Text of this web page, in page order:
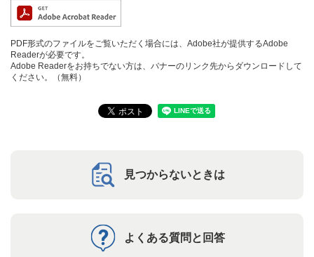
PDF形式のファイルをご覧いただく場合には、Adobe社が提供するAdobe
Readerが必要です。
Adobe Readerをお持ちでない方は、バナーのリンク先からダウンロードして
ください。（無料）
見つからないときは
よくある質問と回答